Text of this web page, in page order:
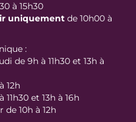
à 15h30
uniquementde 10h00 à
:
de 9h à 11h30 et 13h à
12h
et 13h à 16h
10h à 12h